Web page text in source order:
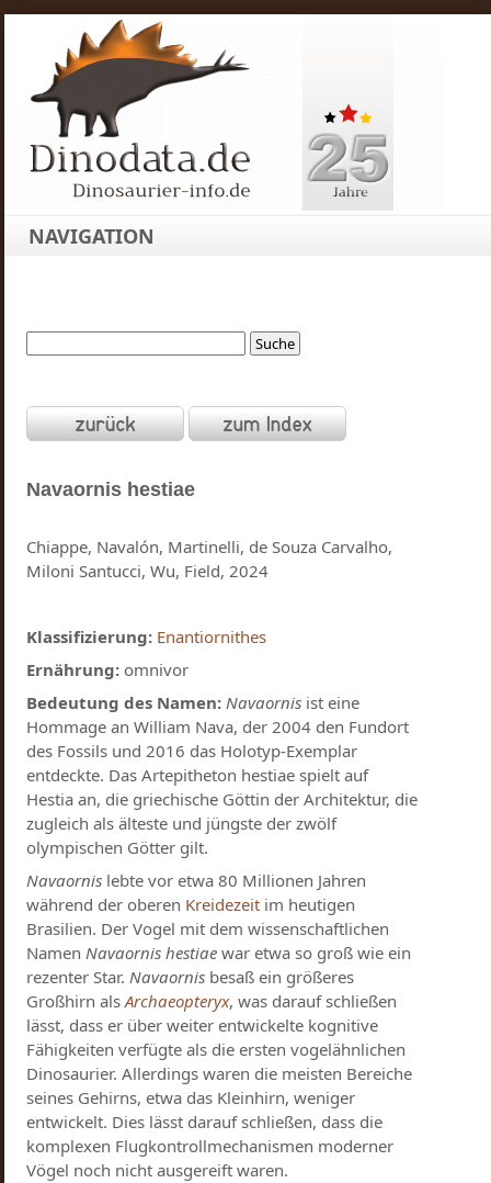
NAVIGATION
Navaornis hestiae
Chiappe, Navalón, Martinelli, de Souza Carvalho,
Miloni Santucci, Wu, Field, 2024
Klassifizierung: Enantiornithes
Ernährung: omnivor
Bedeutung des Namen: Navaornis ist eine
Hommage an William Nava, der 2004 den Fundort
des Fossils und 2016 das Holotyp-Exemplar
entdeckte. Das Artepitheton hestiae spielt auf
Hestia an, die griechische Göttin der Architektur, die
zugleich als älteste und jüngste der zwölf
olympischen Götter gilt.
Navaornis lebte vor etwa 80 Millionen Jahren
während der oberen Kreidezeit im heutigen
Brasilien. Der Vogel mit dem wissenschaftlichen
NamenNavaornis hestiae war etwa so groß wie ein
rezenter Star.Navaornis besaß ein größeres
Großhirn alsArchaeopteryx, was darauf schließen
lässt, dass er über weiter entwickelte kognitive
Fähigkeiten verfügte als die ersten vogelähnlichen
Dinosaurier. Allerdings waren die meisten Bereiche
seines Gehirns, etwa das Kleinhirn, weniger
entwickelt. Dies lässt darauf schließen, dass die
komplexen Flugkontrollmechanismen moderner
Vögel noch nicht ausgereift waren.